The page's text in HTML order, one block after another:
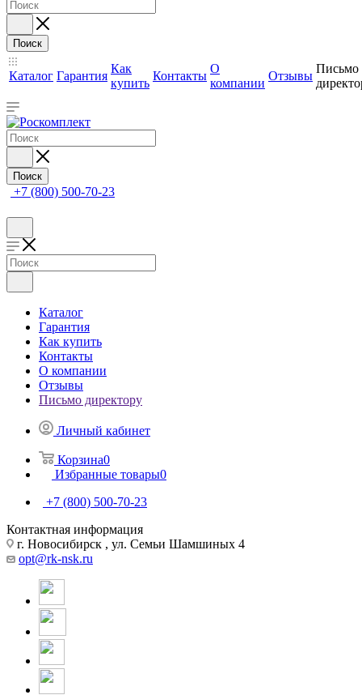
Поиск
Каталог Гарантия
Как
купить
Контакты
О
компании
Отзывы
Письмо
Поиск
+7 (800) 500-70-23
Каталог
Гарантия
Как купить
Контакты
О компании
Отзывы
Письмо директору
Личный кабинет
Корзина0
Избранные товары0
+7 (800) 500-70-23
Контактная информация
г. Новосибирск , ул. Семьи Шамшиных 4
opt@rk-nsk.ru